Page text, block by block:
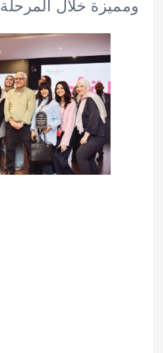
خلال المرحلة المقبلة.